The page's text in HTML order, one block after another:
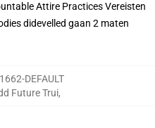
Attire Practices Vereisten
didevelled gaan 2 maten
DEFAULT
Future Trui,